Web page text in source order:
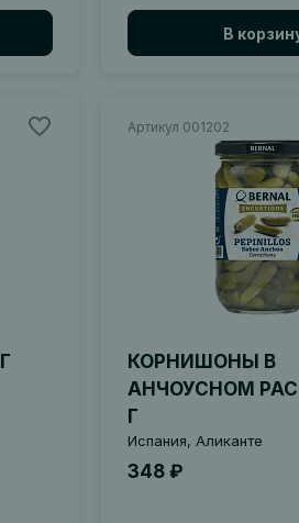
В
Артикул 001202
КОРНИШОНЫ В
АНЧОУСНОМ
Г
Испания, Аликанте
348 ₽